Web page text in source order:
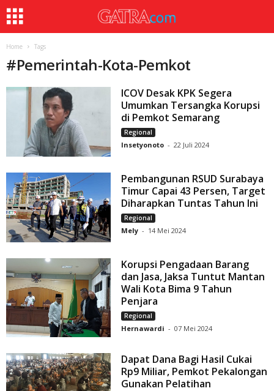
Home Tags
#Pemerintah-Kota-Pemkot
ICOV Desak KPK Segera
Umumkan Tersangka Korupsi
di Pemkot Semarang
Regional
Insetyonoto - 22 Juli 2024
Pembangunan RSUD Surabaya
Timur Capai 43 Persen, Target
Diharapkan Tuntas Tahun Ini
Regional
Mely - 14 Mei 2024
Korupsi Pengadaan Barang
dan Jasa, Jaksa Tuntut Mantan
Wali Kota Bima 9 Tahun
Penjara
Regional
Hernawardi - 07 Mei 2024
Dapat Dana Bagi Hasil Cukai
Rp9 Miliar, Pemkot Pekalongan
Gunakan Pelatihan